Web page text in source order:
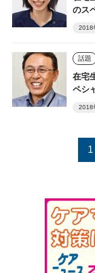
のス
2018
話題
在宅
ペシ
2018
1